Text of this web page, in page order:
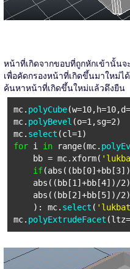
หน้าที่เกิดจากขอบที่ถูกหักเข้านั้น
เพื่อคัดกรองหน้าที่เกิดขึ้นมาใหม่ไ
ค้นหาหน้าที่เกิดขึ้นใหม่แล้วดึงยืน
mc. polyCube
mc. polyBevel (o=1,sg=2)
mc. select (cl=1)
for i in range(mc.
bb = mc.xform(
if
abs((bb[1]+bb[4])/
abs((bb[2]+bb[5])/
): mc. select (
mc. polyExtrudeFacet